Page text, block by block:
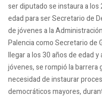
ser diputado se instaura a
edad para ser Secretario de
de jóvenes a la
Palencia como Secretario de
llegar a los 30 años de edad
jóvenes, se rompió la barrera
necesidad de instaurar
democráticos mayores,